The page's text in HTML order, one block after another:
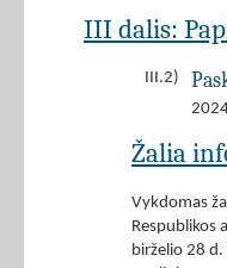
III dalis:
III.2)
Žalia
Vykdomas
Respublikos
birželio 28